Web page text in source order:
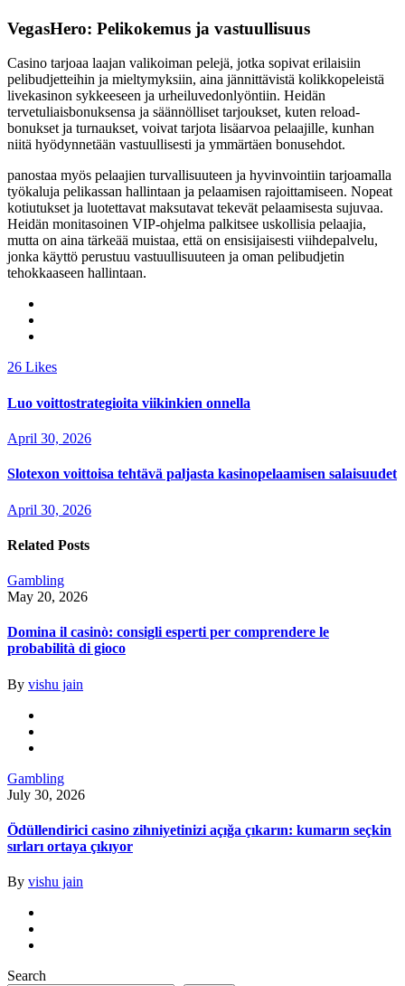
VegasHero: Pelikokemus ja vastuullisuus
Casino tarjoaa laajan valikoiman pelejä, jotka sopivat erilaisiin
pelibudjetteihin ja mieltymyksiin, aina jännittävistä kolikkopeleistä
livekasinon sykkeeseen ja urheiluvedonlyöntiin. Heidän
tervetuliaisbonuksensa ja säännölliset tarjoukset, kuten reload-
bonukset ja turnaukset, voivat tarjota lisäarvoa pelaajille, kunhan
niitä hyödynnetään vastuullisesti ja ymmärtäen bonusehdot.
panostaa myös pelaajien turvallisuuteen ja hyvinvointiin tarjoamalla
työkaluja pelikassan hallintaan ja pelaamisen rajoittamiseen. Nopeat
kotiutukset ja luotettavat maksutavat tekevät pelaamisesta sujuvaa.
Heidän monitasoinen VIP-ohjelma palkitsee uskollisia pelaajia,
mutta on aina tärkeää muistaa, että on ensisijaisesti viihdepalvelu,
jonka käyttö perustuu vastuullisuuteen ja oman pelibudjetin
tehokkaaseen hallintaan.
26 Likes
Luo voittostrategioita viikinkien onnella
April 30, 2026
Slotexon voittoisa tehtävä paljasta kasinopelaamisen salaisuudet
April 30, 2026
Related Posts
Gambling
May 20, 2026
Domina il casinò: consigli esperti per comprendere le
probabilità di gioco
By vishu jain
Gambling
July 30, 2026
Ödüllendirici casino zihniyetinizi açığa çıkarın: kumarın seçkin
sırları ortaya çıkıyor
By vishu jain
Search